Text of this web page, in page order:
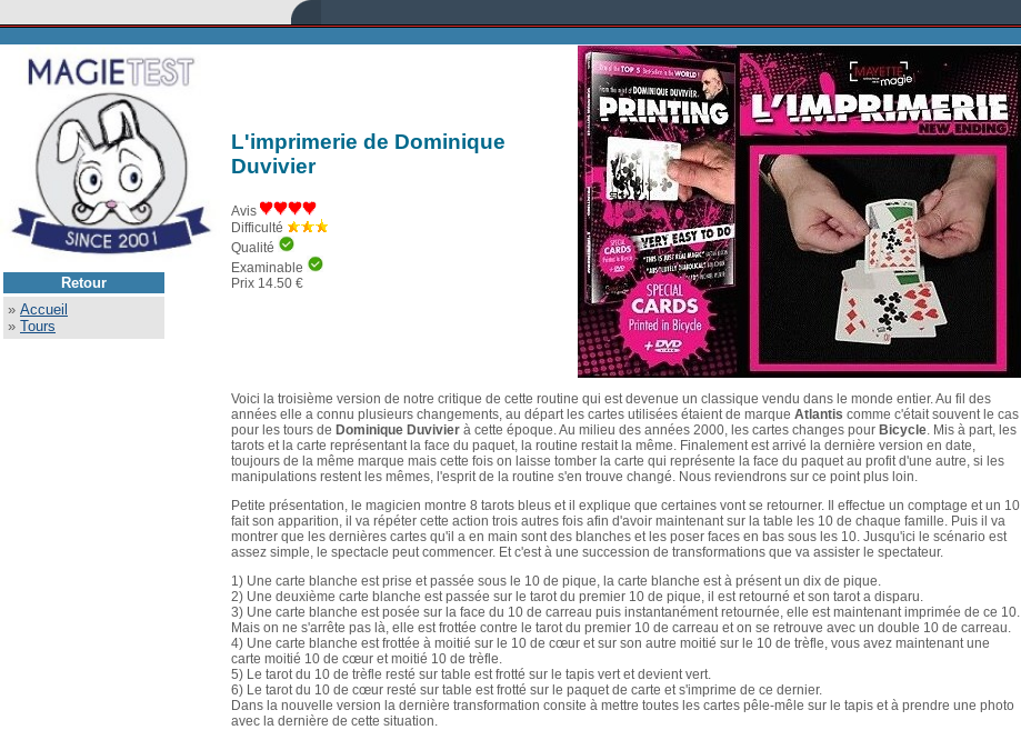
Retour
» Accueil
» Tours
L'imprimerie de Dominique
Duvivier
Avis
Difficulté
Qualité
Examinable
Prix 14.50 €
Voici la troisième version de notre critique de cette routine qui est devenue un classique vendu dans le monde entier. Au fil des
années elle a connu plusieurs changements, au départ les cartes utilisées étaient de marque Atlantis comme c'était souvent le cas
pour les tours de Dominique Duvivier à cette époque. Au milieu des années 2000, les cartes changes pour Bicycle. Mis à part, les
tarots et la carte représentant la face du paquet, la routine restait la même. Finalement est arrivé la dernière version en date,
toujours de la même marque mais cette fois on laisse tomber la carte qui représente la face du paquet au profit d'une autre, si les
manipulations restent les mêmes, l'esprit de la routine s'en trouve changé. Nous reviendrons sur ce point plus loin.
Petite présentation, le magicien montre 8 tarots bleus et il explique que certaines vont se retourner. Il effectue un comptage et un 10
fait son apparition, il va répéter cette action trois autres fois afin d'avoir maintenant sur la table les 10 de chaque famille. Puis il va
montrer que les dernières cartes qu'il a en main sont des blanches et les poser faces en bas sous les 10. Jusqu'ici le scénario est
assez simple, le spectacle peut commencer. Et c'est à une succession de transformations que va assister le spectateur.
1) Une carte blanche est prise et passée sous le 10 de pique, la carte blanche est à présent un dix de pique.
2) Une deuxième carte blanche est passée sur le tarot du premier 10 de pique, il est retourné et son tarot a disparu.
3) Une carte blanche est posée sur la face du 10 de carreau puis instantanément retournée, elle est maintenant imprimée de ce 10.
Mais on ne s'arrête pas là, elle est frottée contre le tarot du premier 10 de carreau et on se retrouve avec un double 10 de carreau.
4) Une carte blanche est frottée à moitié sur le 10 de cœur et sur son autre moitié sur le 10 de trèfle, vous avez maintenant une
carte moitié 10 de cœur et moitié 10 de trèfle.
5) Le tarot du 10 de trèfle resté sur table est frotté sur le tapis vert et devient vert.
6) Le tarot du 10 de cœur resté sur table est frotté sur le paquet de carte et s'imprime de ce dernier.
Dans la nouvelle version la dernière transformation consite à mettre toutes les cartes pêle-mêle sur le tapis et à prendre une photo
avec la dernière de cette situation.